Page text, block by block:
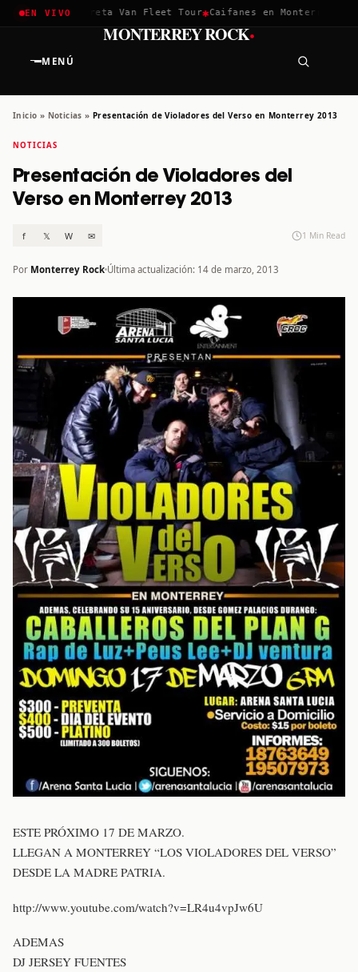
EN VIVO
2026✱Greta Van Fleet Tour✱Caifanes en Monterrey · 12
MENÚ
MONTERREY ROCK·
Inicio » Noticias » Presentación de Violadores del Verso en Monterrey 2013
NOTICIAS
Presentación de Violadores del
Verso en Monterrey 2013
f 𝕏 W ✉ 1 Min Read
Por Monterrey Rock Última actualización: 14 de marzo, 2013
ESTE PRÓXIMO 17 DE MARZO.
LLEGAN A MONTERREY “LOS VIOLADORES DEL VERSO”
DESDE LA MADRE PATRIA.
http://www.youtube.com/watch?v=LR4u4vpJw6U
ADEMAS
DJ JERSEY FUENTES